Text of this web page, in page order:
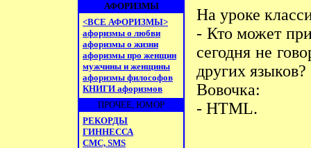
АФОРИЗМЫ
<ВСЕ АФОРИЗМЫ>
афоризмы о любви
афоризмы о жизни
афоризмы про женщин
мужчины и женщины
афоризмы философов
КНИГИ афоризмов
ПРОЧЕЕ, ЮМОР
РЕКОРДЫ
ГИННЕССА
СМС, SMS
Hа уpоке
- Кто может
сегодня не
дpугих языков?
Вовочка:
- HТМL.